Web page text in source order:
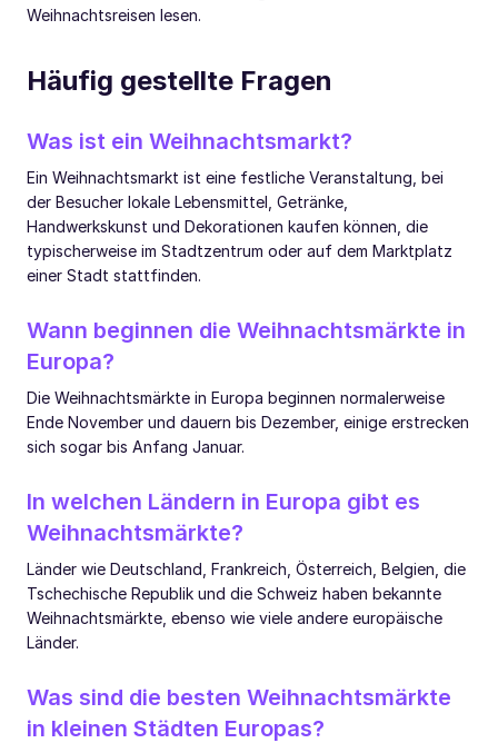
Weihnachtsreisen lesen.
Häufig gestellte Fragen
Was ist ein Weihnachtsmarkt?
Ein Weihnachtsmarkt ist eine festliche Veranstaltung, bei
der Besucher lokale Lebensmittel, Getränke,
Handwerkskunst und Dekorationen kaufen können, die
typischerweise im Stadtzentrum oder auf dem Marktplatz
einer Stadt stattfinden.
Wann beginnen die Weihnachtsmärkte in
Europa?
Die Weihnachtsmärkte in Europa beginnen normalerweise
Ende November und dauern bis Dezember, einige erstrecken
sich sogar bis Anfang Januar.
In welchen Ländern in Europa gibt es
Weihnachtsmärkte?
Länder wie Deutschland, Frankreich, Österreich, Belgien, die
Tschechische Republik und die Schweiz haben bekannte
Weihnachtsmärkte, ebenso wie viele andere europäische
Länder.
Was sind die besten Weihnachtsmärkte
in kleinen Städten Europas?